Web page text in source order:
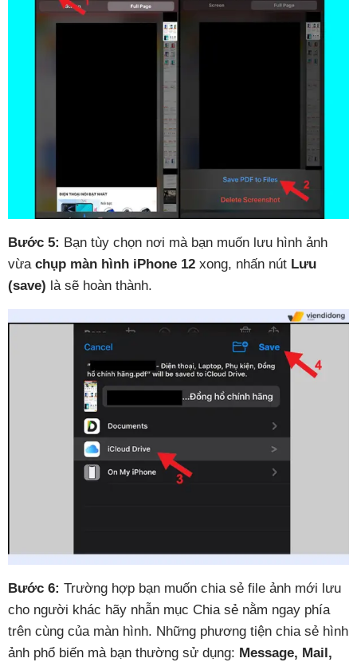
Bước 5: Bạn tùy chọn nơi mà bạn muốn lưu hình ảnh
vừachụp màn hình iPhone 12 xong, nhấn nút Lưu
(save) là sẽ hoàn thành.
Bước 6: Trường hợp bạn muốn chia sẻ file ảnh mới lưu
cho người khác hãy nhẫn mục Chia sẻ nằm ngay phía
trên cùng của màn hình. Những phương tiện chia sẻ hình
ảnh phổ biến mà bạn thường sử dụng: Message, Mail,